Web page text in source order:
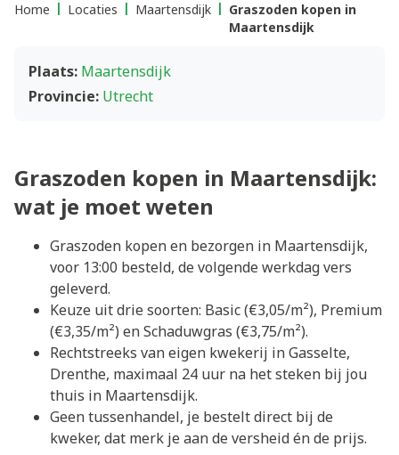
Home Locaties Maartensdijk
Graszoden kopen in
Maartensdijk
Plaats: Maartensdijk
Provincie: Utrecht
Graszoden kopen in Maartensdijk:
wat je moet weten
Graszoden kopen en bezorgen in Maartensdijk,
voor 13:00 besteld, de volgende werkdag vers
geleverd.
Keuze uit drie soorten: Basic (€3,05/m²), Premium
(€3,35/m²) en Schaduwgras (€3,75/m²).
Rechtstreeks van eigen kwekerij in Gasselte,
Drenthe, maximaal 24 uur na het steken bij jou
thuis in Maartensdijk.
Geen tussenhandel, je bestelt direct bij de
kweker, dat merk je aan de versheid én de prijs.